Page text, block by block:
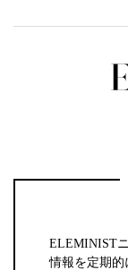
ELEMINIST
情報を定期的